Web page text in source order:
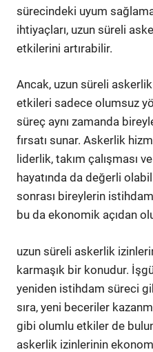
sürecindeki uyum
ihtiyaçları, uzun süreli
etkilerini artırabilir.
Ancak, uzun süreli
etkileri sadece olumsuz
süreç aynı zamanda
fırsatı sunar. Askerlik
liderlik, takım çalışması
hayatında da değerli
sonrası bireylerin
bu da ekonomik açıdan
uzun süreli askerlik
karmaşık bir konudur.
yeniden istihdam süreci
sıra, yeni beceriler
gibi olumlu etkiler de
askerlik izinlerinin